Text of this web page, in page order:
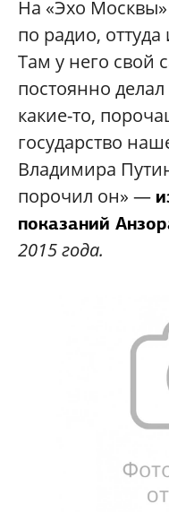
На «Эхо
по радио, оттуда
Там у него свой
постоянно
какие-то,
государство
Владимира
порочил он» —
показаний
2015 года.